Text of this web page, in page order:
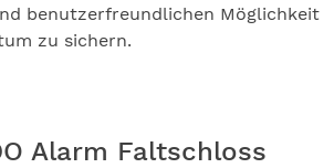
benutzerfreundlichen Möglichkeit
zu sichern.
Alarm Faltschloss